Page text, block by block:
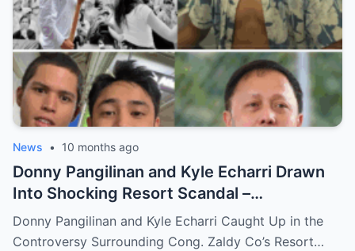
News • 10 months ago
Donny Pangilinan and Kyle Echarri Drawn
Into Shocking Resort Scandal –
Allegations, Backlash, and What’s Really
Behind the Controversy!
Donny Pangilinan and Kyle Echarri Caught Up in the
Controversy Surrounding Cong. Zaldy Co’s Resort…